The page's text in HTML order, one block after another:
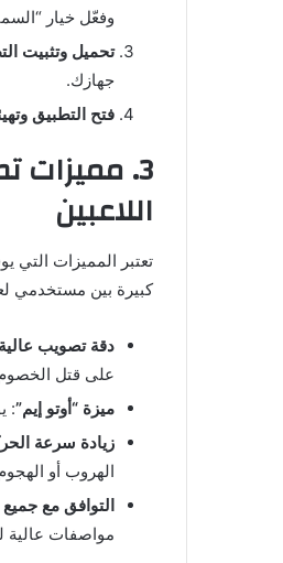
وفعّل خيار
تحميل وتثبيت
جهازك.
فتح التطبيق
اللاعبين
كبيرة بين مستخدمي
دقة تصويب عالية
على قتل
ميزة “أوتو إيم”:
زيادة سرعة
الهروب أو
التوافق مع جميع
مواصفات عالية